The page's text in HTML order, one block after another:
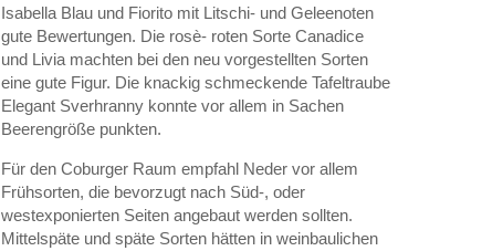
Isabella Blau und Fiorito mit Litschi- und Geleenoten
gute Bewertungen. Die rosè- roten Sorte Canadice
und Livia machten bei den neu vorgestellten Sorten
eine gute Figur. Die knackig schmeckende Tafeltraube
Elegant Sverhranny konnte vor allem in Sachen
Beerengröße punkten.
Für den Coburger Raum empfahl Neder vor allem
Frühsorten, die bevorzugt nach Süd-, oder
westexponierten Seiten angebaut werden sollten.
Mittelspäte und späte Sorten hätten in weinbaulichen